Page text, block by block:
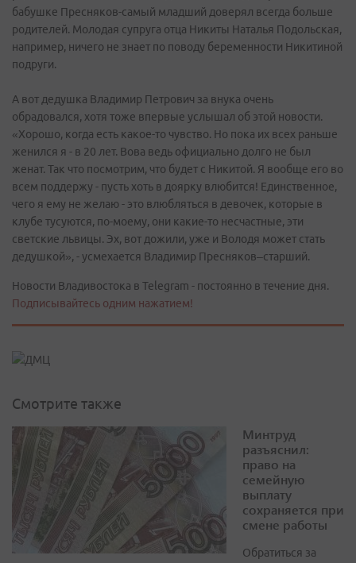
бабушке Пресняков-самый младший доверял всегда больше
родителей. Молодая супруга отца Никиты Наталья Подольская,
например, ничего не знает по поводу беременности Никитиной
подруги.
А вот дедушка Владимир Петрович за внука очень
обрадовался, хотя тоже впервые услышал об этой новости.
«Хорошо, когда есть какое-то чувство. Но пока их всех раньше
женился я - в 20 лет. Вова ведь официально долго не был
женат. Так что посмотрим, что будет с Никитой. Я вообще его во
всем поддержу - пусть хоть в доярку влюбится! Единственное,
чего я ему не желаю - это влюбляться в девочек, которые в
клубе тусуются, по-моему, они какие-то несчастные, эти
светские львицы. Эх, вот дожили, уже и Володя может стать
дедушкой», - усмехается Владимир Пресняков–старший.
Новости Владивостока в Telegram - постоянно в течение дня.
Подписывайтесь одним нажатием!
Смотрите также
Минтруд
разъяснил:
право на
семейную
выплату
сохраняется при
смене работы
Обратиться за